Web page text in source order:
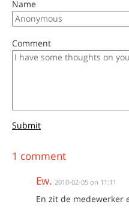
Name
Comment
Submit
1 comment
Ew. 2010-02-05 on 11:11
En zit de medewerker